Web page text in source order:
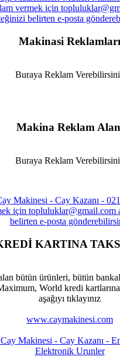
Makinasi Reklamları
Buraya Reklam
Makina Reklam
Buraya Reklam
KARTINA
bütün ürünleri, bütün
World kredi
aşağıyı tıklayınız
www.caymakinesi.com